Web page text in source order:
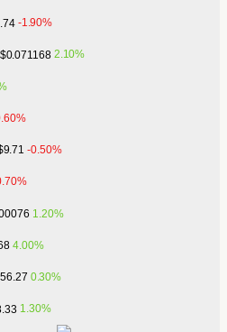
-1.90%
$0.071168 2.10%
-0.50%
1.20%
4.00%
0.30%
1.30%